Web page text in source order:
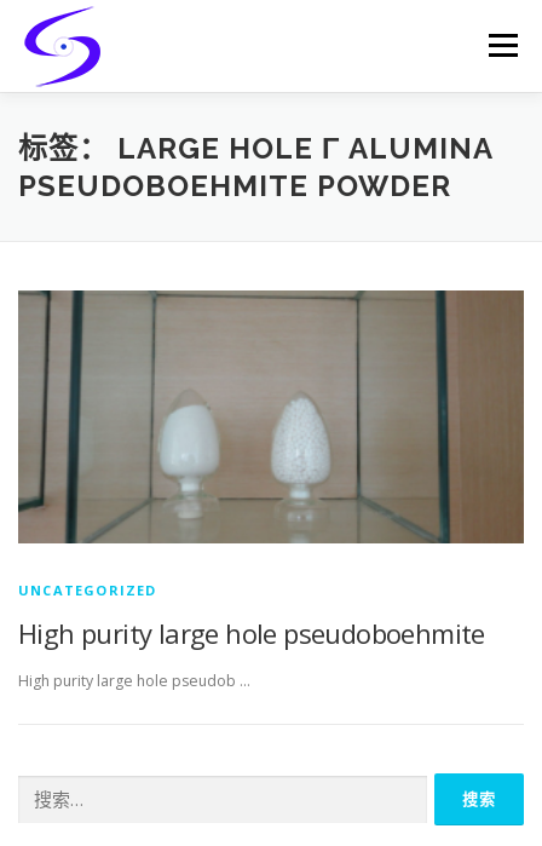
content
Menu
HOME PRODUCTS CATALYST-CARRIER
标签： LARGE HOLE Γ ALUMINA
PSEUDOBOEHMITE POWDER
UNCATEGORIZED
High purity large hole pseudoboehmite
High purity large hole pseudob …
索：